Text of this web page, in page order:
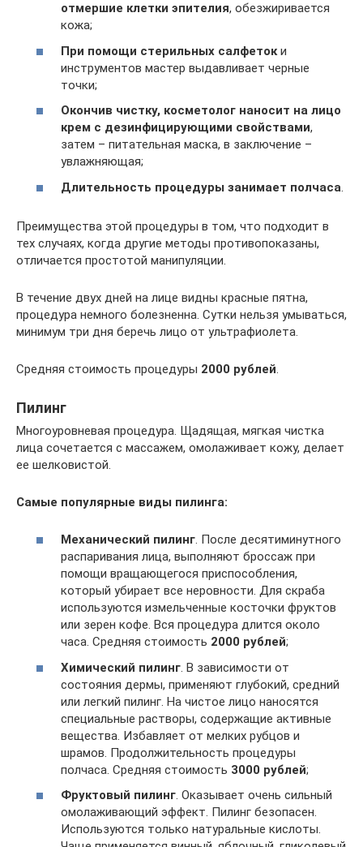
отмершие клетки эпителия, обезжиривается
кожа;
При помощи стерильных салфеток и
инструментов мастер выдавливает черные
точки;
Окончив чистку, косметолог наносит на лицо
крем с дезинфицирующими свойствами,
затем – питательная маска, в заключение –
увлажняющая;
Длительность процедуры занимает полчаса
Преимущества этой процедуры в том, что подходит в
тех случаях, когда другие методы противопоказаны,
отличается простотой манипуляции.
В течение двух дней на лице видны красные пятна,
процедура немного болезненна. Сутки нельзя умываться,
минимум три дня беречь лицо от ультрафиолета.
Средняя стоимость процедуры 2000 рублей
Пилинг
Многоуровневая процедура. Щадящая, мягкая чистка
лица сочетается с массажем, омолаживает кожу, делает
ее шелковистой.
Самые популярные виды пилинга:
Механический пилинг. После десятиминутного
распаривания лица, выполняют броссаж при
помощи вращающегося приспособления,
который убирает все неровности. Для скраба
используются измельченные косточки фруктов
или зерен кофе. Вся процедура длится около
часа. Средняя стоимость 2000 рублей;
Химический пилинг . В зависимости от
состояния дермы, применяют глубокий, средний
или легкий пилинг. На чистое лицо наносятся
специальные растворы, содержащие активные
вещества. Избавляет от мелких рубцов и
шрамов. Продолжительность процедуры
полчаса. Средняя стоимость 3000 рублей;
Фруктовый пилинг. Оказывает очень сильный
омолаживающий эффект. Пилинг безопасен.
Используются только натуральные кислоты.